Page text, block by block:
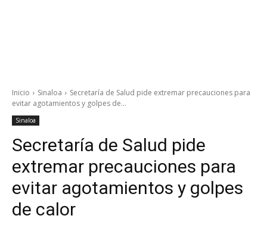
Inicio Sinaloa
Secretaría de Salud pide extremar precauciones para
evitar agotamientos y golpes de...
Sinaloa
Secretaría de Salud pide
extremar precauciones para
evitar agotamientos y golpes
de calor